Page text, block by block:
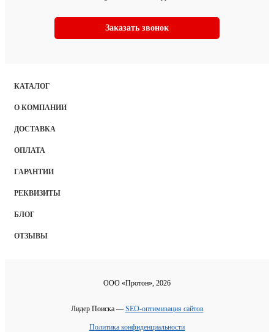
Заказать звонок
КАТАЛОГ
О КОМПАНИИ
ДОСТАВКА
ОПЛАТА
ГАРАНТИИ
РЕКВИЗИТЫ
БЛОГ
ОТЗЫВЫ
ООО «Протон», 2026
Лидер Поиска — SEO-оптимизация сайтов
Политика конфиденциальности